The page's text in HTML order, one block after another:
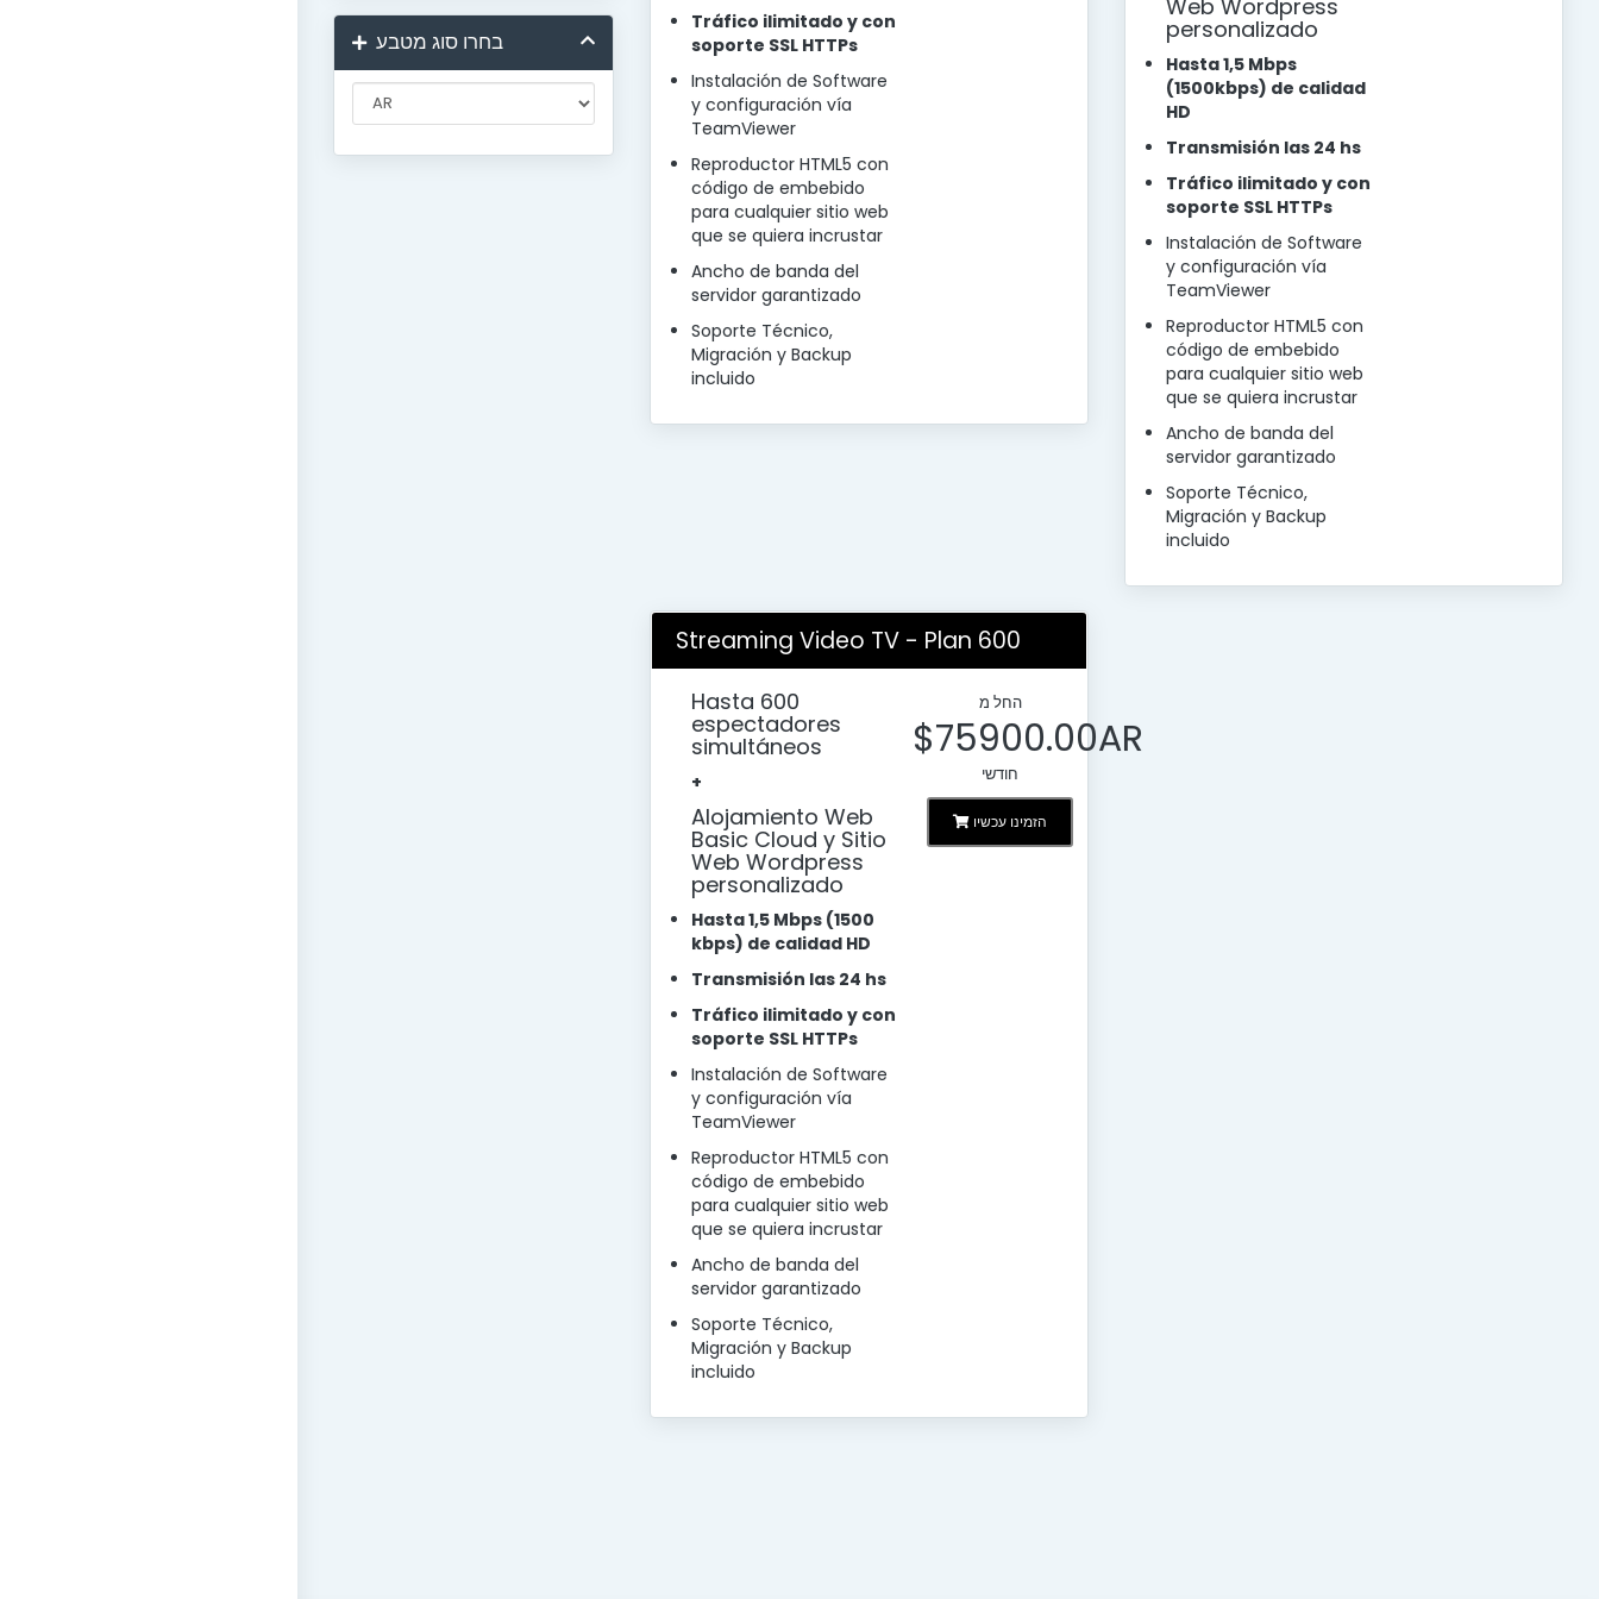
בחרו סוג מטבע
Tráfico ilimitado y con
soporte SSL HTTPs
Instalación de Software
y configuración vía
TeamViewer
Reproductor HTML5 con
código de embebido
para cualquier sitio web
que se quiera incrustar
Ancho de banda del
servidor garantizado
Soporte Técnico,
Migración y Backup
incluido
Web Wordpress
personalizado
Hasta 1,5 Mbps
(1500kbps) de calidad
HD
Transmisión las 24 hs
Tráfico ilimitado y con
soporte SSL HTTPs
Instalación de Software
y configuración vía
TeamViewer
Reproductor HTML5 con
código de embebido
para cualquier sitio web
que se quiera incrustar
Ancho de banda del
servidor garantizado
Soporte Técnico,
Migración y Backup
incluido
Streaming Video TV - Plan 600
Hasta 600
espectadores
simultáneos
+
Alojamiento Web
Basic Cloud y Sitio
Web Wordpress
personalizado
Hasta 1,5 Mbps (1500
kbps) de calidad HD
Transmisión las 24 hs
Tráfico ilimitado y con
soporte SSL HTTPs
Instalación de Software
y configuración vía
TeamViewer
Reproductor HTML5 con
código de embebido
para cualquier sitio web
que se quiera incrustar
Ancho de banda del
servidor garantizado
Soporte Técnico,
Migración y Backup
incluido
החל מ
$75900.00AR
חודשי
הזמינו עכשיו